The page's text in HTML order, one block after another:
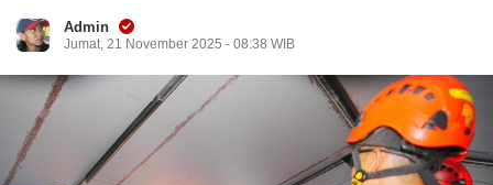
Admin
Jumat, 21 November 2025 - 08:38 WIB